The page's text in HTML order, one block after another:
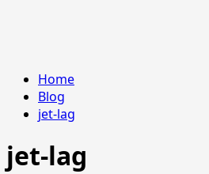
Home
Blog
jet-lag
jet-lag